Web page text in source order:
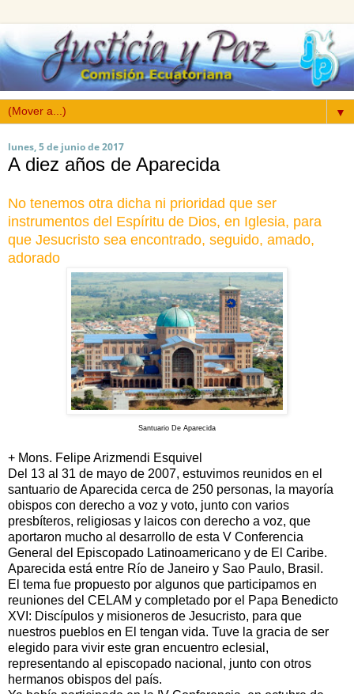
▼
lunes, 5 de junio de 2017
A diez años de Aparecida
No tenemos otra dicha ni prioridad que ser
instrumentos del Espíritu de Dios, en Iglesia, para
que Jesucristo sea encontrado, seguido, amado,
adorado
Santuario De Aparecida
+ Mons. Felipe Arizmendi Esquivel
Del 13 al 31 de mayo de 2007, estuvimos reunidos en el
santuario de Aparecida cerca de 250 personas, la mayoría
obispos con derecho a voz y voto, junto con varios
presbíteros, religiosas y laicos con derecho a voz, que
aportaron mucho al desarrollo de esta V Conferencia
General del Episcopado Latinoamericano y de El Caribe.
Aparecida está entre Río de Janeiro y Sao Paulo, Brasil.
El tema fue propuesto por algunos que participamos en
reuniones del CELAM y completado por el Papa Benedicto
XVI: Discípulos y misioneros de Jesucristo, para que
nuestros pueblos en El tengan vida. Tuve la gracia de ser
elegido para vivir este gran encuentro eclesial,
representando al episcopado nacional, junto con otros
hermanos obispos del país.